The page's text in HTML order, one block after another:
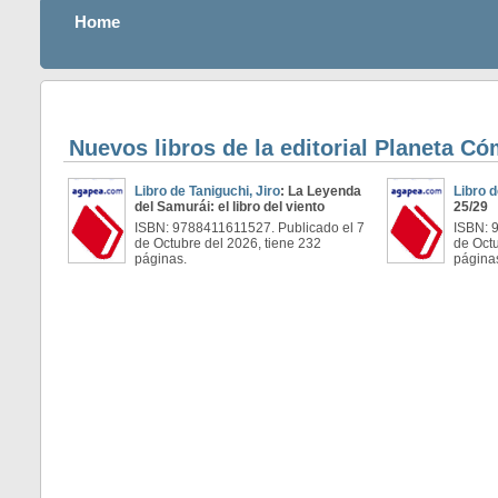
Home
Nuevos libros de la editorial Planeta
Libro de Taniguchi, Jiro: La Leyenda
del Samurái: el libro del viento
ISBN: 9788411611527. Publicado el 7
de Octubre del 2026, tiene 232
páginas.
Libro
25/29
ISBN:
de